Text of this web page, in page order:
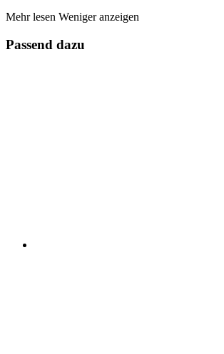
Mehr lesen Weniger anzeigen
Passend dazu